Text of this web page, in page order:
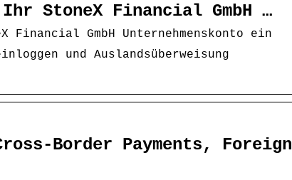
StoneX Financial GmbH …
GmbH Unternehmenskonto ein
und Auslandsüberweisung
Border Payments, Foreign